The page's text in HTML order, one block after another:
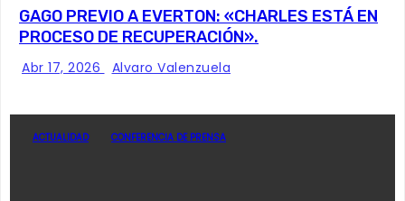
GAGO PREVIO A EVERTON: «CHARLES ESTÁ EN
PROCESO DE RECUPERACIÓN».
Abr 17, 2026 Alvaro Valenzuela
ACTUALIDAD CONFERENCIA DE PRENSA